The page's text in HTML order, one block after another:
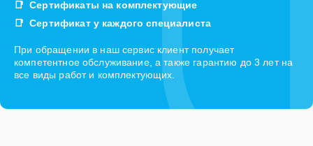
Сертификаты на комплектующие
Сертификат у каждого специалиста
При обращении в наш сервис клиент получает
компетентное обслуживание, а также гарантию до 3 лет на
все виды работ и комплектующих.